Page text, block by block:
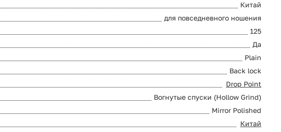
Китай
для повседневного ношения
125
Да
Plain
Back lock
Drop Point
Вогнутые спуски (Hollow Grind)
Mirror Polished
Китай